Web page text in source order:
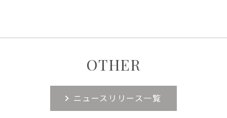
OTHER
ニュースリリース一覧